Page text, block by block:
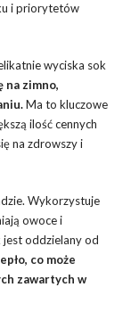
i priorytetów
wyciska sok
na zimno,
Ma to kluczowe
ilość cennych
na zdrowszy i
Wykorzystuje
owoce i
oddzielany od
co może
zawartych w